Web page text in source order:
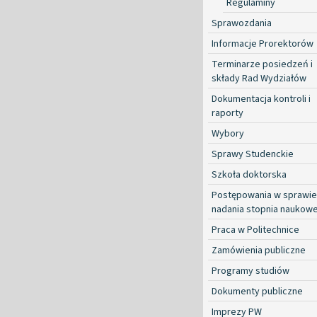
Sprawozdania
Informacje Prorektorów
Terminarze posiedzeń i
składy Rad Wydziałów
Dokumentacja kontroli i
raporty
Wybory
Sprawy Studenckie
Szkoła doktorska
Postępowania w sprawie
nadania stopnia
Praca w Politechnice
Zamówienia publiczne
Programy studiów
Dokumenty publiczne
Imprezy PW